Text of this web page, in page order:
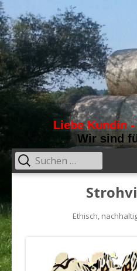
Liebe Kundin
Wir sind